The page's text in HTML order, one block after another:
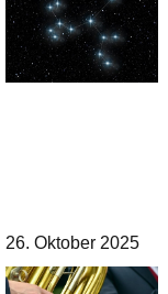
26. Oktober 2025